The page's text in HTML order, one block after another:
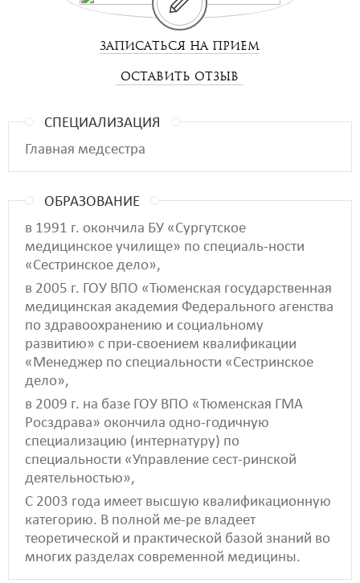
ЗАПИСАТЬСЯ НА ПРИЕМ
ОСТАВИТЬ ОТЗЫВ
СПЕЦИАЛИЗАЦИЯ
Главная медсестра
ОБРАЗОВАНИЕ
в 1991 г. окончила БУ «Сургутское
медицинское училище» по специаль-ности
«Сестринское дело»,
в 2005 г. ГОУ ВПО «Тюменская государственная
медицинская академия Федерального агенства
по здравоохранению и социальному
развитию» с при-своением квалификации
«Менеджер по специальности «Сестринское
дело»,
в 2009 г. на базе ГОУ ВПО «Тюменская ГМА
Росздрава» окончила одно-годичную
специализацию (интернатуру) по
специальности «Управление сест-ринской
деятельностью»,
С 2003 года имеет высшую квалификационную
категорию. В полной ме-ре владеет
теоретической и практической базой знаний во
многих разделах современной медицины.